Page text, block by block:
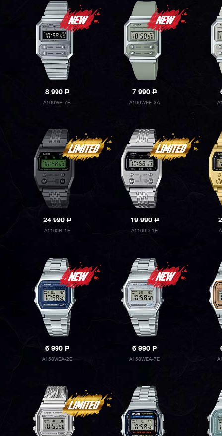
8 990P
A100WE-7B
7 990P
A100WEF-3A
24 990P
A1100B-1E
19 990P
A1100D-1E
6 990P
A158WEA-2E
6 990P
A158WEA-7E